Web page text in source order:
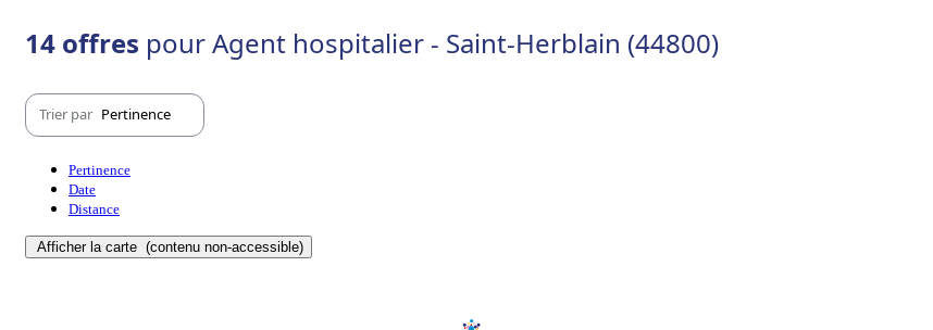
14 offres pour Agent hospitalier - Saint-Herblain (44800)
Trier par Pertinence
Pertinence
Date
Distance
Afficher la carte (contenu non-accessible)